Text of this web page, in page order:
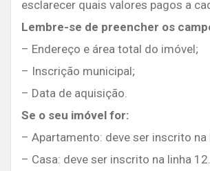
esclarecer quais valores pagos a
Lembre-se de preencher os
– Endereço e área total do imóvel;
– Inscrição municipal;
– Data de aquisição.
Se o seu imóvel for:
– Apartamento: deve ser inscrito na
– Casa: deve ser inscrito na linha 12.